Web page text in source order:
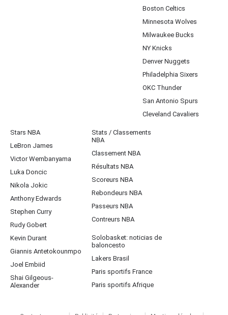
Boston Celtics
Minnesota Wolves
Milwaukee Bucks
NY Knicks
Denver Nuggets
Philadelphia Sixers
OKC Thunder
San Antonio Spurs
Cleveland Cavaliers
Stars NBA
LeBron James
Victor Wembanyama
Luka Doncic
Nikola Jokic
Anthony Edwards
Stephen Curry
Rudy Gobert
Kevin Durant
Giannis Antetokounmpo
Joel Embiid
Shai Gilgeous-
Alexander
Stats / Classements
NBA
Classement NBA
Résultats NBA
Scoreurs NBA
Rebondeurs NBA
Passeurs NBA
Contreurs NBA
Solobasket: noticias de
baloncesto
Lakers Brasil
Paris sportifs France
Paris sportifs Afrique